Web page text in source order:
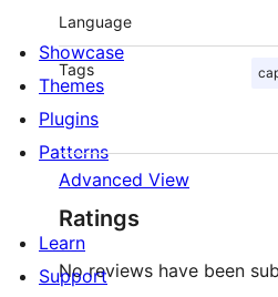
Language
Tags
Advanced View
Ratings
No reviews have been
Showcase
Themes
Plugins
Patterns
Learn
Support